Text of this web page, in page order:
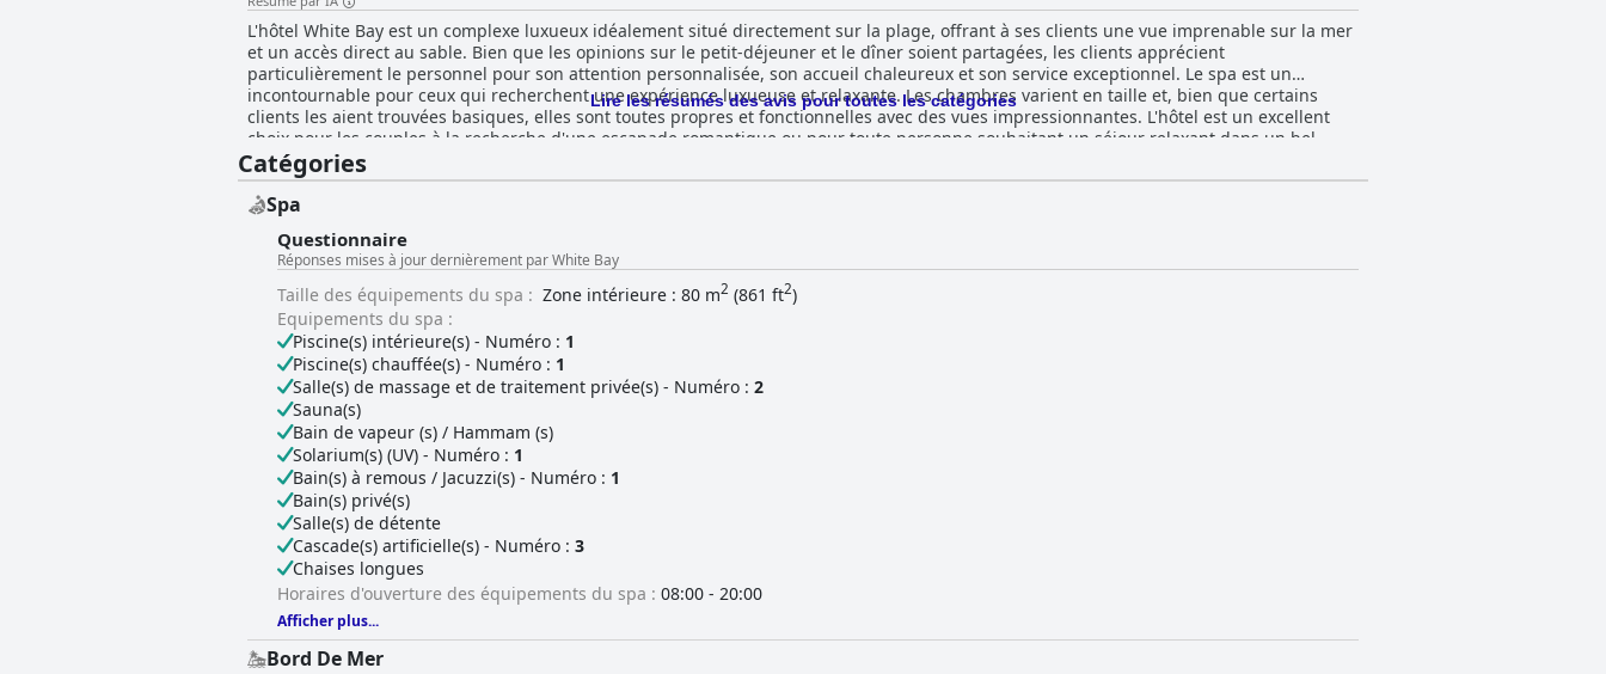
L'hôtel White Bay est un complexe luxueux idéalement situé directement sur la plage, offrant à ses clients une vue imprenable sur la mer
et un accès direct au sable. Bien que les opinions sur le petit-déjeuner et le dîner soient partagées, les clients apprécient
particulièrement le personnel pour son attention personnalisée, son accueil chaleureux et son service exceptionnel. Le spa est un
incontournable pour ceux qui recherchent une expérience luxueuse et relaxante. Les chambres varient en taille et, bien que certains
clients les aient trouvées basiques, elles sont toutes propres et fonctionnelles avec des vues impressionnantes. L'hôtel est un excellent
choix pour les couples à la recherche d'une escapade romantique ou pour toute personne souhaitant un séjour relaxant dans un bel
endroit. Dans l'ensemble, l'hôtel White Bay offre des vacances de rêve au bord de la mer avec un accès fantastique à la plage.
Lire les résumés des avis pour toutes les catégories
Catégories
Spa
Questionnaire
Réponses mises à jour dernièrement par White Bay
Taille des équipements du spa : Zone intérieure : 80 m2 (861 ft2)
Equipements du spa :
Piscine(s) intérieure(s) - Numéro : 1
Piscine(s) chauffée(s) - Numéro : 1
Salle(s) de massage et de traitement privée(s) - Numéro : 2
Sauna(s)
Bain de vapeur (s) / Hammam (s)
Solarium(s) (UV) - Numéro : 1
Bain(s) à remous / Jacuzzi(s) - Numéro : 1
Bain(s) privé(s)
Salle(s) de détente
Cascade(s) artificielle(s) - Numéro : 3
Chaises longues
Horaires d'ouverture des équipements du spa : 08:00 - 20:00
Afficher plus...
Bord De Mer